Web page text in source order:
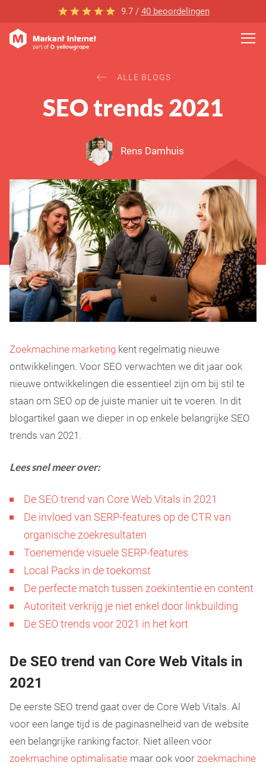
9.7 / 40 beoordelingen
ALLE BLOGS
SEO trends 2021
Rens Damhuis
Zoekmachine marketing kent regelmatig nieuwe
ontwikkelingen. Voor SEO verwachten we dit jaar ook
nieuwe ontwikkelingen die essentieel zijn om bij stil te
staan om SEO op de juiste manier uit te voeren. In dit
blogartikel gaan we dieper in op enkele belangrijke SEO
trends van 2021.
Lees snel meer over:
De SEO trend van Core Web Vitals in 2021
De invloed van SERP-features op de CTR van
organische zoekresultaten
Toenemende visuele SERP-features
Local Packs in de toekomst
De perfecte match tussen zoekintentie en content
Autoriteit verkrijg je niet enkel door linkbuilding
De SEO trends voor 2021 in het kort
De SEO trend van Core Web Vitals in
2021
De eerste SEO trend gaat over de Core Web Vitals. Al
voor een lange tijd is de paginasnelheid van de website
een belangrijke ranking factor. Niet alleen voor
zoekmachine optimalisatie maar ook voor zoekmachine